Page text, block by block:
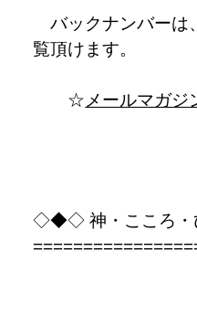
バックナンバーは、
覧頂けます。
☆ メールマガ
◇◆◇ 神・こころ
京都地
～平成